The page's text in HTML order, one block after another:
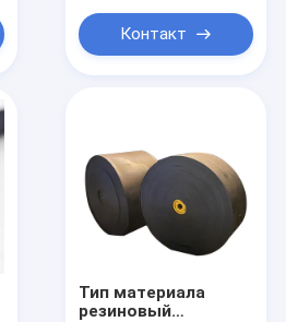
Контакт
Тип материала
резиновый